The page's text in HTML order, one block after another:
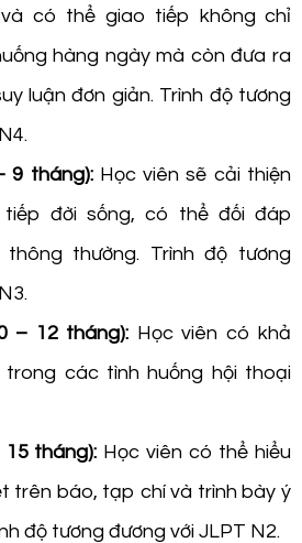
có thể giao tiếp không chỉ
hàng ngày mà còn đưa ra
luận đơn giản. Trình độ tương
9 tháng):Học viên sẽ cải thiện
đời sống, có thể đối đáp
thường. Trình độ tương
– 12 tháng): Học viên có khả
các tình huống hội thoại
tháng): Học viên có thể hiểu
trên báo, tạp chí và trình bày ý
độ tương đương với JLPT N2.